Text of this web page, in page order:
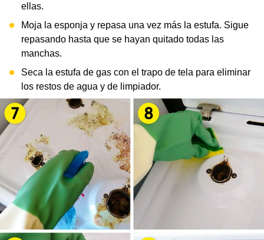
ellas.
Moja la esponja y repasa una vez más la estufa. Sigue
repasando hasta que se hayan quitado todas las
manchas.
Seca la estufa de gas con el trapo de tela para eliminar
los restos de agua y de limpiador.